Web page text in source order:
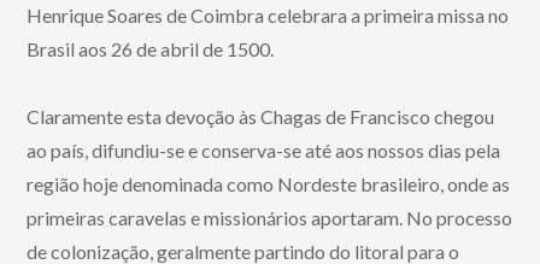
Henrique Soares de Coimbra celebrara a primeira missa no
Brasil aos 26 de abril de 1500.
Claramente esta devoção às Chagas de Francisco chegou
ao país, difundiu-se e conserva-se até aos nossos dias pela
região hoje denominada como Nordeste brasileiro, onde as
primeiras caravelas e missionários aportaram. No processo
de colonização, geralmente partindo do litoral para o